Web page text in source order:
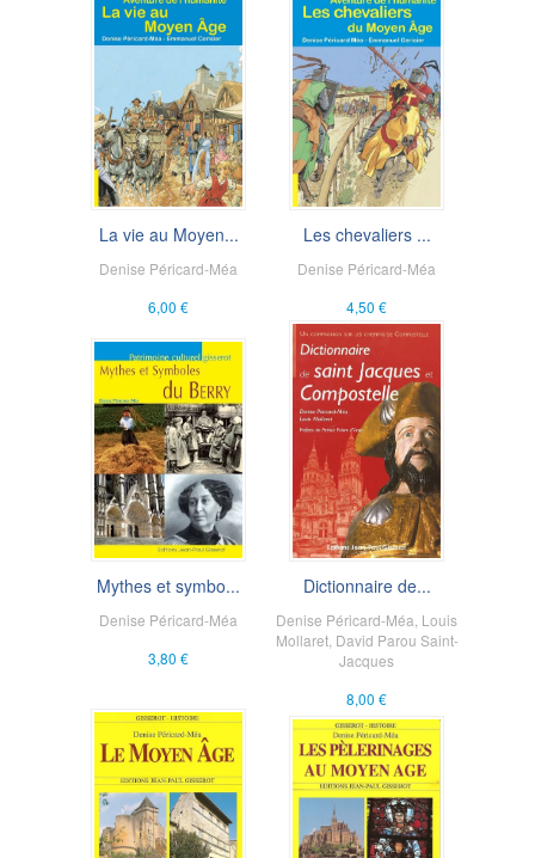
La vie au Moyen...
Denise Péricard-Méa
6,00 €
Les chevaliers ...
Denise Péricard-Méa
4,50 €
Mythes et symbo...
Denise Péricard-Méa
3,80 €
Dictionnaire de...
Denise Péricard-Méa Louis
Mollaret, David Parou Saint-
Jacques
8,00 €